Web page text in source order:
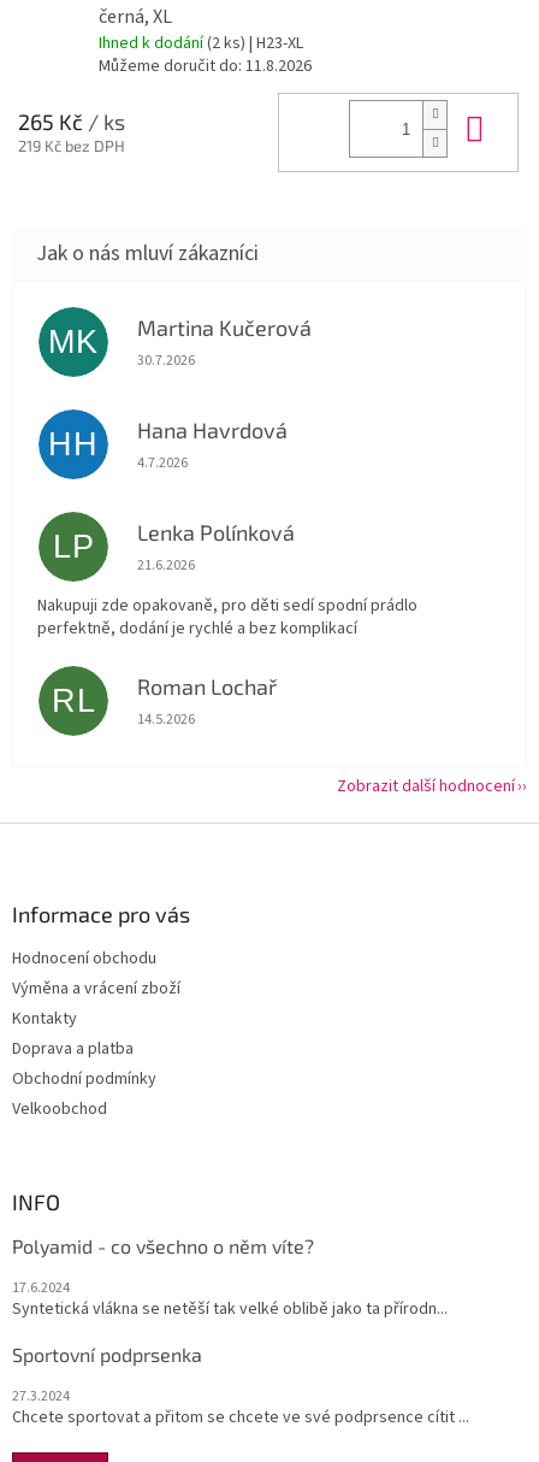
černá, XL
Ihned k dodání(2 ks) | H23-XL
Můžeme doručit do: 11.8.2026
265 Kč / ks
219 Kč bez DPH
MK Martina Kučerová
Hodnocení obchodu je 5 z 5 hvězdiček.
30.7.2026
HH Hana Havrdová
Hodnocení obchodu je 5 z 5 hvězdiček.
4.7.2026
LP Lenka Polínková
Hodnocení obchodu je 5 z 5 hvězdiček.
21.6.2026
Nakupuji zde opakovaně, pro děti sedí spodní prádlo
perfektně, dodání je rychlé a bez komplikací
RL Roman Lochař
Hodnocení obchodu je 5 z 5 hvězdiček.
14.5.2026
Zobrazit další hodnocení
Informace pro vás
Hodnocení obchodu
Výměna a vrácení zboží
Kontakty
Doprava a platba
Obchodní podmínky
Velkoobchod
INFO
Polyamid - co všechno o něm víte?
17.6.2024
Syntetická vlákna se netěší tak velké oblibě jako ta přírodn...
Sportovní podprsenka
27.3.2024
Chcete sportovat a přitom se chcete ve své podprsence cítit ...